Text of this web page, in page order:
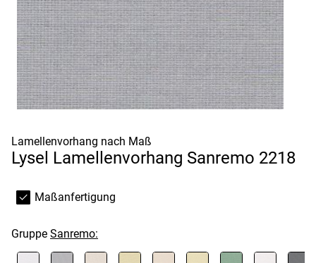
Lamellenvorhang nach Maß
Lysel Lamellenvorhang Sanremo 2218
Maßanfertigung
Gruppe Sanremo: